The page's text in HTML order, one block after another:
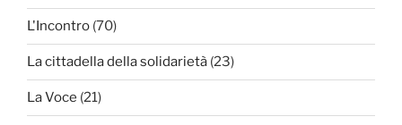
L'Incontro (70)
La cittadella della solidarietà (23)
La Voce (21)